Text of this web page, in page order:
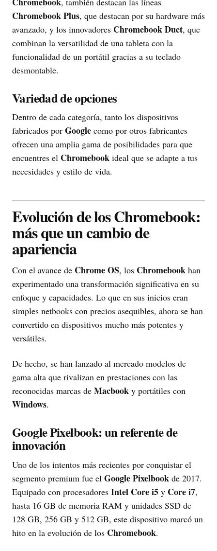
Chromebook Plus, que destacan por su hardware más
avanzado, y los innovadores Chromebook Duet, que
combinan la versatilidad de una tableta con la
funcionalidad de un portátil gracias a su teclado
desmontable.
Variedad de opciones
Dentro de cada categoría, tanto los dispositivos
fabricados por Google como por otros fabricantes
ofrecen una amplia gama de posibilidades para que
encuentres el Chromebook ideal que se adapte a tus
necesidades y estilo de vida.
Evolución de los Chromebook:
más que un cambio de
apariencia
Con el avance de Chrome OS, los Chromebook han
experimentado una transformación significativa en su
enfoque y capacidades. Lo que en sus inicios eran
simples netbooks con precios asequibles, ahora se han
convertido en dispositivos mucho más potentes y
versátiles.
De hecho, se han lanzado al mercado modelos de
gama alta que rivalizan en prestaciones con las
reconocidas marcas de Macbook y portátiles con
Windows.
Google Pixelbook: un referente de
innovación
Uno de los intentos más recientes por conquistar el
segmento premium fue el Google Pixelbook de 2017.
Equipado con procesadores Intel Core i5 y Core i7,
hasta 16 GB de memoria RAM y unidades SSD de
128 GB, 256 GB y 512 GB, este dispositivo marcó un
hito en la evolución de los Chromebook.